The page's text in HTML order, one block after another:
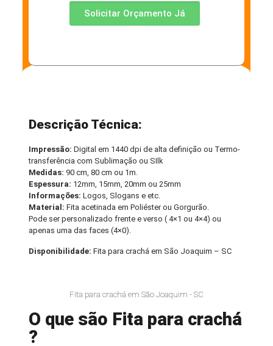
Solicitar Orçamento Já
Descrição Técnica:
Impressão: Digital em 1440 dpi de alta definição ou Termo-
transferência com Sublimação ou SIlk
Medidas: 90 cm, 80 cm ou 1m.
Espessura: 12mm, 15mm, 20mm ou 25mm
Informações:Logos, Slogans e etc.
Material: Fita acetinada em Poliéster ou Gorgurão.
Pode ser personalizado frente e verso ( 4×1 ou 4×4) ou
apenas uma das faces (4×0).
Disponibilidade:Fita para crachá em São Joaquim – SC
Fita para crachá em São Joaquim - SC
O que são Fita para crachá
?